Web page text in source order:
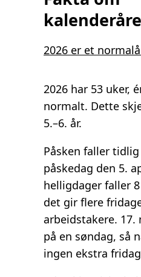
2026 er et
2026 har 53 uker,
normalt. Dette
5.–6. år.
Påsken faller
påskedag den 5.
helligdager faller
det gir flere
arbeidstakere.
på en søndag, så
ingen ekstra